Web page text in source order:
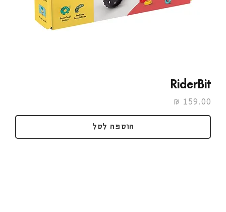
RiderBit
מחיר
הוספה לסל